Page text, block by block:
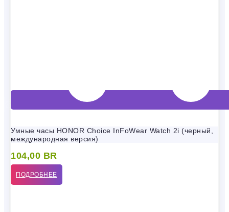
Умные часы HONOR Choice InFoWear Watch 2i (черный,
международная версия)
104,00 BR
ПОДРОБНЕЕ